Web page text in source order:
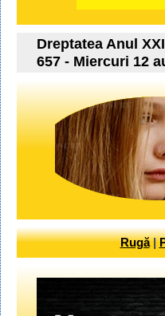
Dreptatea Anul
657 - Miercuri 12
Rugă|